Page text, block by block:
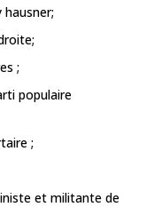
;
populaire
;
et militante de